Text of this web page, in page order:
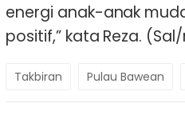
energi anak-anak
positif,” kata Reza.
Takbiran Pulau Bawean